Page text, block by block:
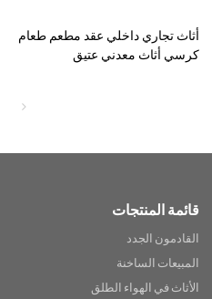
أثاث تجاري داخلي عقد مطعم طعام
كرسي أثاث معدني عتيق
قائمة المنتجات
القادمون الجدد
المبيعات الساخنة
الأثاث في الهواء الطلق